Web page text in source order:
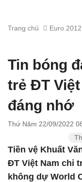
Trang chủ Euro
Tin bóng
trẻ ĐT
đáng nhớ
Thứ Năm 22/09/2022
Tiền vệ Khuất
ĐT Việt Nam chỉ
không dự World